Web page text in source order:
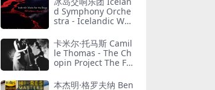
d Symphony Orche
stra - Icelandic Wor
3 [24bit/96kHz] [Hi-
Res Flac 1.01GB]
卡米尔·托马斯 Camil
le Thomas - The Ch
opin Project The Fr
2023 [24Bit/96kHz]
本杰明·格罗夫纳 Ben